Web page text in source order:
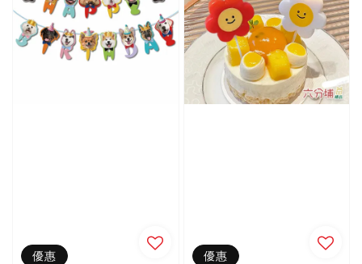
優惠 優惠